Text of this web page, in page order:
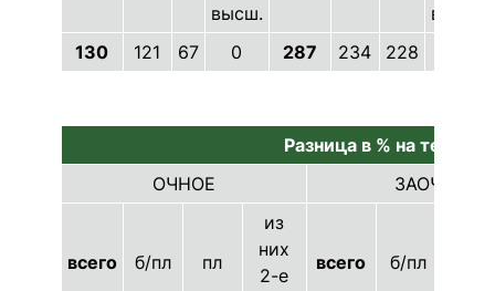
высш.
высш.
130 121 67 0 287 234 228
Разница в % на
ОЧНОЕ
ЗАОЧНОЕ
всего б/пл пл
из
них
2-е
всего б/пл